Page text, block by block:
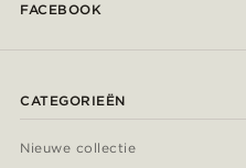
FACEBOOK
CATEGORIEËN
Nieuwe collectie